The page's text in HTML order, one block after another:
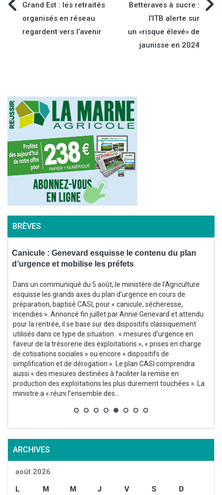
Navigation
de
Grand Est : les retraités
organisés en réseau
regardent vers l’avenir
Betteraves à sucre :
l’ITB alerte sur
un «risque élevé» de
jaunisse en 2024
BRÈVES
Canicule : Genevard esquisse le contenu du plan
d’urgence et mobilise les préfets
Dans un communiqué du 5 août, le ministère de l’Agriculture
esquisse les grands axes du plan d’urgence en cours de
préparation, baptisé CASI, pour « canicule, sécheresse,
incendies ». Annoncé fin juillet par Annie Genevard et attendu
pour la rentrée, il se base sur des dispositifs classiquement
utilisés dans ce type de situation : « mesures d'urgence en
faveur de la trésorerie des exploitations », « prises en charge
de cotisations sociales » ou encore « dispositifs de
simplification et de dérogation ». Le plan CASI comprendra
aussi « des mesures destinées à faciliter la remise en
production des exploitations les plus durement touchées ». La
ministre a « réuni l’ensemble des...
ARCHIVES
août 2026
L
M M J V S
D